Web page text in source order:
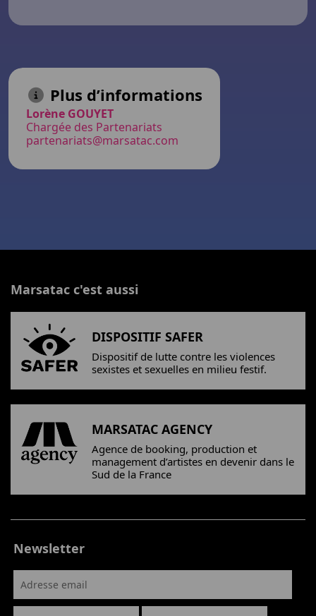
Plus d’informations
Lorène GOUYET
Chargée des Partenariats
partenariats@marsatac.com
Marsatac c'est aussi
DISPOSITIF SAFER
Dispositif de lutte contre les violences
sexistes et sexuelles en milieu festif.
MARSATAC AGENCY
Agence de booking, production et
management d’artistes en devenir dans le
Sud de la France
Newsletter